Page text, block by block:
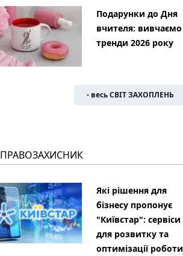
Подарунки до Дня
вчителя: вивчаємо
тренди 2026 року
- весь СВІТ ЗАХОПЛЕНЬ
ПРАВОЗАХИСНИК
Які рішення для
бізнесу пропонує
"Київстар": сервіси
для розвитку та
оптимізації роботи